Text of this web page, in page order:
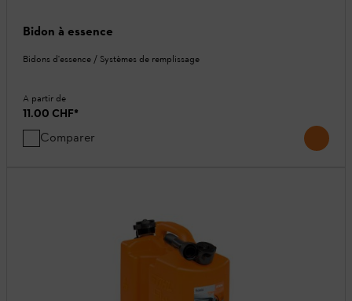
Bidon à essence
Bidons d'essence / Systèmes de remplissage
A partir de
11.00 CHF*
Comparer